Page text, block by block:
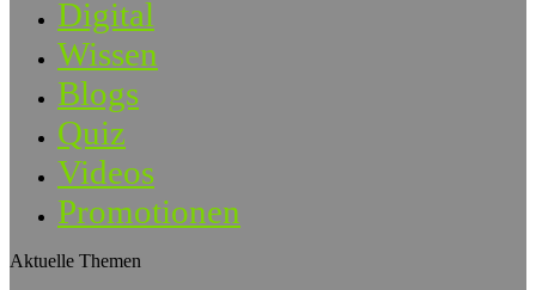
Digital
Wissen
Blogs
Quiz
Videos
Promotionen
Aktuelle Themen